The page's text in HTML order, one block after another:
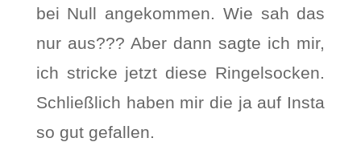
bei Null angekommen. Wie sah das
nur aus??? Aber dann sagte ich mir,
ich stricke jetzt diese Ringelsocken.
Schließlich haben mir die ja auf Insta
so gut gefallen.